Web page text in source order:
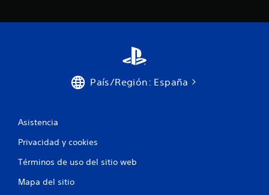
País/Región: España
Asistencia
Privacidad y cookies
Términos de uso del sitio web
Mapa del sitio